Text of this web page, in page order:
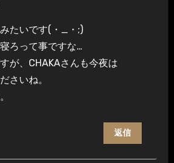
たいです(・_・;)
ろって事ですな…
が、CHAKAさんも今夜は
さいね。
返信